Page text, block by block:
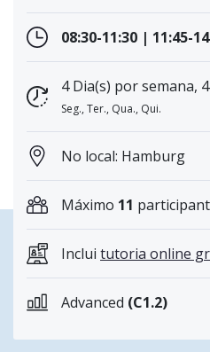
08:30-11:30 | 11:45-
4 Dia(s) por semana,
Seg., Ter., Qua., Qui.
No local: Hamburg
Máximo 11
Inclui tutoria online
Advanced (C1.2)